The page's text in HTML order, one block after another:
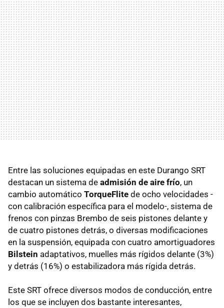
Entre las soluciones equipadas en este Durango SRT
destacan un sistema de admisión de aire frío, un
cambio automático TorqueFlite de ocho velocidades -
con calibración específica para el modelo-, sistema de
frenos con pinzas Brembo de seis pistones delante y
de cuatro pistones detrás, o diversas modificaciones
en la suspensión, equipada con cuatro amortiguadores
Bilstein adaptativos, muelles más rígidos delante (3%)
y detrás (16%) o estabilizadora más rígida detrás.
Este SRT ofrece diversos modos de conducción, entre
los que se incluyen dos bastante interesantes,